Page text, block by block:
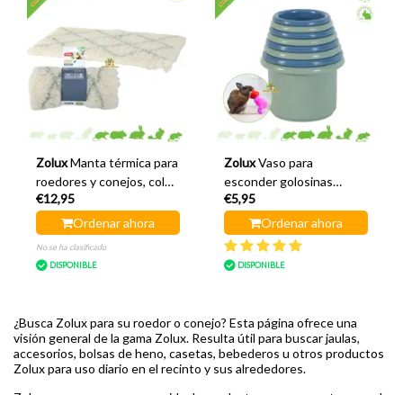
Zolux Manta térmica para
roedores y conejos, color
beige, 60 cm.
€12,95
Ordenar ahora
No se ha clasificado
DISPONIBLE
Zolux Vaso para
esconder golosinas
Neolife (8 unidades)
€5,95
Ordenar ahora
DISPONIBLE
¿Busca Zolux para su roedor o conejo? Esta página ofrece una
visión general de la gama Zolux. Resulta útil para buscar jaulas,
accesorios, bolsas de heno, casetas, bebederos u otros productos
Zolux para uso diario en el recinto y sus alrededores.